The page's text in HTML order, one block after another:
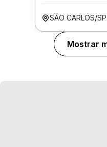
SÃO CARLOS/SP
Mostrar